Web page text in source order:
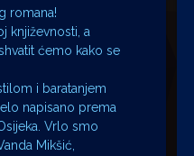
romana!
književnosti, a
ćemo kako se
i baratanjem
napisano prema
Vrlo smo
Mikšić,